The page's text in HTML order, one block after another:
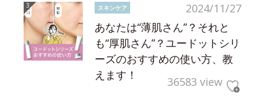
2024/11/27
スキンケア
あなたは“薄肌さん”？それと
も“厚肌さん”？ユードットシリ
ーズのおすすめの使い方、教
えます！
36583 view